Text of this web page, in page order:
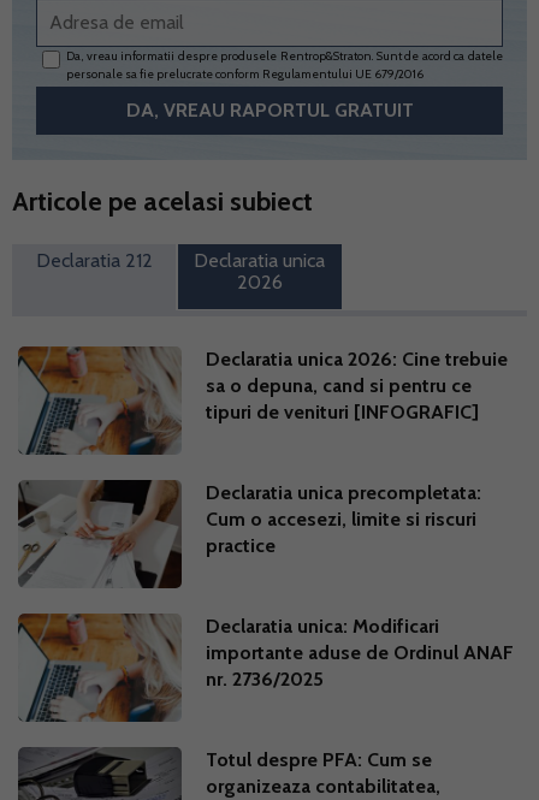
Da, vreau informatii despre produsele Rentrop&Straton. Sunt de acord ca datele
personale sa fie prelucrate conform Regulamentului UE 679/2016
Articole pe acelasi subiect
Declaratia 212
Declaratia unica
2026
Declaratia unica 2026: Cine trebuie
sa o depuna, cand si pentru ce
tipuri de venituri [INFOGRAFIC]
Declaratia unica precompletata:
Cum o accesezi, limite si riscuri
practice
Declaratia unica: Modificari
importante aduse de Ordinul ANAF
nr. 2736/2025
Totul despre PFA: Cum se
organizeaza contabilitatea,